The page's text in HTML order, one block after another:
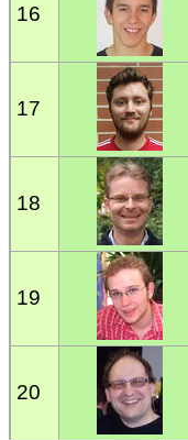
16
17
18
19
20